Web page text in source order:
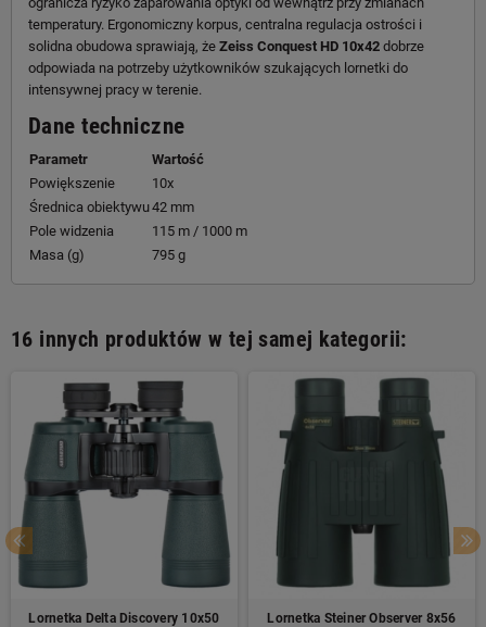
temperatury. Ergonomiczny korpus, centralna regulacja ostrości i
solidna obudowa sprawiają, że Zeiss Conquest HD 10x42 dobrze
odpowiada na potrzeby użytkowników szukających lornetki do
intensywnej pracy w terenie.
Dane techniczne
Parametr
Wartość
Powiększenie
10x
Średnica obiektywu42 mm
Pole widzenia
115 m / 1000 m
Masa (g)
795 g
16 innych produktów w tej samej kategorii:
Lornetka Delta Discovery 10x50 Lornetka Steiner Observer 8x56